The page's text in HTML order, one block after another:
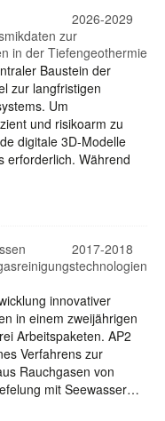
2026-2029
zur
in der Tiefengeothermie
Baustein der
zur langfristigen
Um
und risikoarm zu
digitale 3D-Modelle
erforderlich. Während
2017-2018
innovativer
in einem zweijährigen
Arbeitspaketen. AP2
Verfahrens zur
Rauchgasen von
mit Seewasser…